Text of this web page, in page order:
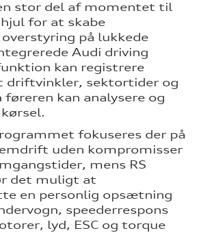
stor del af momentet til
for at skabe
på lukkede
Audi driving
kan registrere
driftvinkler, sektortider og
føreren kan analysere og
fokuseres der på
uden kompromisser
mens RS
det muligt at
en personlig opsætning
speederrespons
lyd, ESC og torque